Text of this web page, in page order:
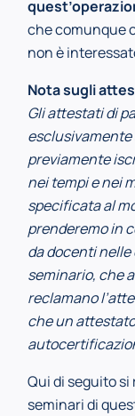
che comunque
non è
Nota sugli
Gli attestati di
esclusivamente
previamente
nei tempi e nei
specificata al
prenderemo in
da docenti nelle
seminario, che
reclamano
che un
Qui di seguito
seminari di